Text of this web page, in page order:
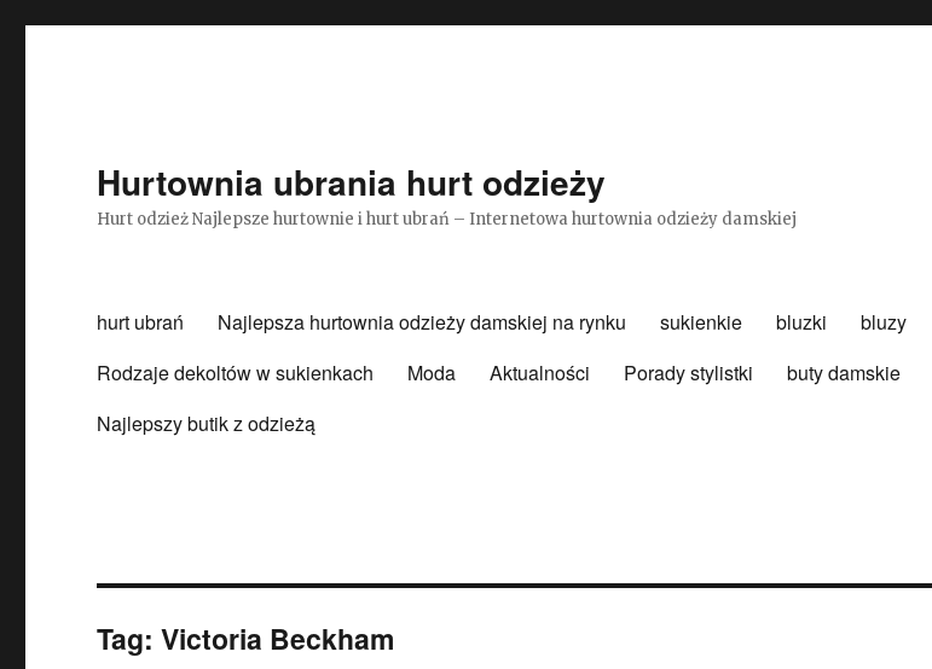
Hurtownia ubrania hurt odzieży
Hurt odzież Najlepsze hurtownie i hurt ubrań – Internetowa hurtownia odzieży damskiej
hurt ubrań Najlepsza hurtownia odzieży damskiej na rynku sukienkie bluzki bluzy
Rodzaje dekoltów w sukienkach
Moda Aktualności Porady stylistki buty damskie
Najlepszy butik z odzieżą
Tag:Victoria Beckham